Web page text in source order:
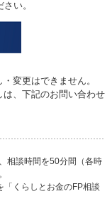
い。
変更はできません。
、下記のお問い合わせ
相談時間を50分間（各時
「くらしとお金のFP相談